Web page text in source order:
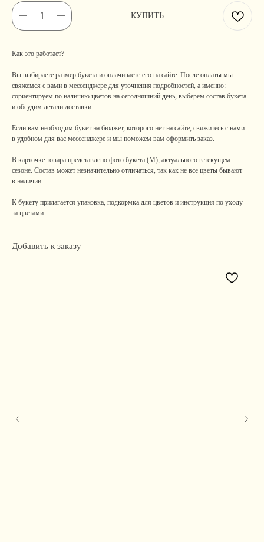
КУПИТЬ
Как это работает?
Вы выбираете размер букета и оплачиваете его на сайте. После оплаты мы
свяжемся с вами в мессенджере для уточнения подробностей, а именно:
сориентируем по наличию цветов на сегодняшний день, выберем состав букета
и обсудим детали доставки.
Если вам необходим букет на бюджет, которого нет на сайте, свяжитесь с нами
в удобном для вас мессенджере и мы поможем вам оформить заказ.
В карточке товара представлено фото букета (М), актуального в текущем
сезоне. Состав может незначительно отличаться, так как не все цветы бывают
в наличии.
К букету прилагается упаковка, подкормка для цветов и инструкция по уходу
за цветами.
Добавить к заказу